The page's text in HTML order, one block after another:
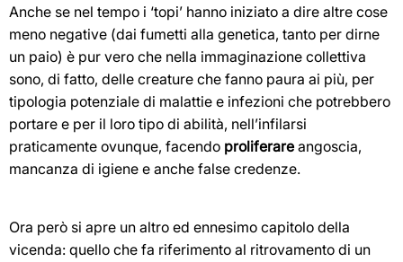
Anche se nel tempo i ‘topi’ hanno iniziato a dire altre cose
meno negative (dai fumetti alla genetica, tanto per dirne
un paio) è pur vero che nella immaginazione collettiva
sono, di fatto, delle creature che fanno paura ai più, per
tipologia potenziale di malattie e infezioni che potrebbero
portare e per il loro tipo di abilità, nell’infilarsi
praticamente ovunque, facendo proliferare angoscia,
mancanza di igiene e anche false credenze.
Ora però si apre un altro ed ennesimo capitolo della
vicenda: quello che fa riferimento al ritrovamento di un